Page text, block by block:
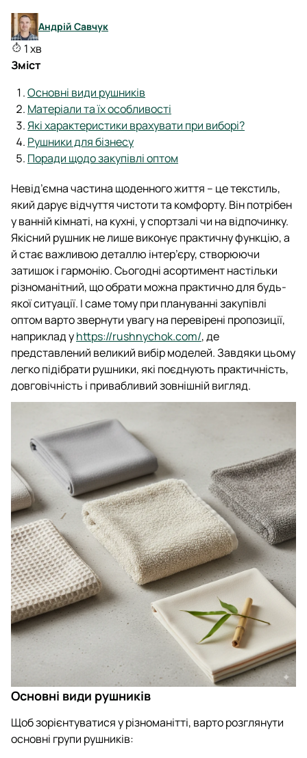
Андрій Савчук
1 хв
Зміст
Основні види рушників
Матеріали та їх особливості
Які характеристики врахувати при виборі?
Рушники для бізнесу
Поради щодо закупівлі оптом
Невід’ємна частина щоденного життя – це текстиль,
який дарує відчуття чистоти та комфорту. Він потрібен
у ванній кімнаті, на кухні, у спортзалі чи на відпочинку.
Якісний рушник не лише виконує практичну функцію, а
й стає важливою деталлю інтер’єру, створюючи
затишок і гармонію. Сьогодні асортимент настільки
різноманітний, що обрати можна практично для будь-
якої ситуації. І саме тому при плануванні закупівлі
оптом варто звернути увагу на перевірені пропозиції,
наприклад уhttps://rushnychok.com/, де
представлений великий вибір моделей. Завдяки цьому
легко підібрати рушники, які поєднують практичність,
довговічність і привабливий зовнішній вигляд.
Основні види рушників
Щоб зорієнтуватися у різноманітті, варто розглянути
основні групи рушників: